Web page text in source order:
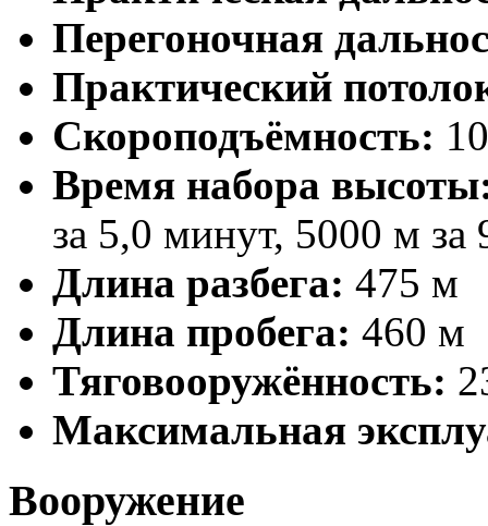
Перегоночная
Практический
Скороподъёмность:
Время набора
за 5,0 минут, 5000 м за
Длина разбега: 475 м
Длина пробега: 460 м
Тяговооружённость:
Максимальная
Вооружение